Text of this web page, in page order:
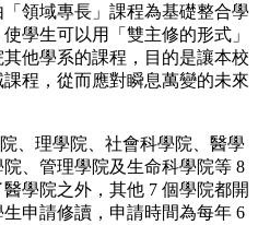
領域專長」課程為基礎整合學
學生可以用「雙主修的形式」
他學系的課程，目的是讓本校
程，從而應對瞬息萬變的未來
、理學院、社會科學院、醫學
、管理學院及生命科學院等 8
學院之外，其他 7 個學院都開
申請修讀，申請時間為每年 6